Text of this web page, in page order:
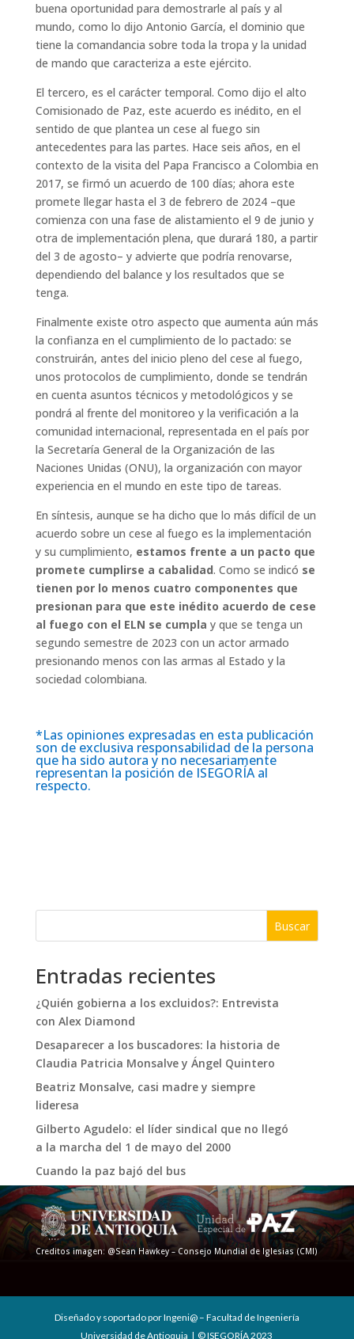
buena oportunidad para demostrarle al país y al
mundo, como lo dijo Antonio García, el dominio que
tiene la comandancia sobre toda la tropa y la unidad
de mando que caracteriza a este ejército.
El tercero, es el carácter temporal. Como dijo el alto
Comisionado de Paz, este acuerdo es inédito, en el
sentido de que plantea un cese al fuego sin
antecedentes para las partes. Hace seis años, en el
contexto de la visita del Papa Francisco a Colombia en
2017, se firmó un acuerdo de 100 días; ahora este
promete llegar hasta el 3 de febrero de 2024 –que
comienza con una fase de alistamiento el 9 de junio y
otra de implementación plena, que durará 180, a partir
del 3 de agosto– y advierte que podría renovarse,
dependiendo del balance y los resultados que se
tenga.
Finalmente existe otro aspecto que aumenta aún más
la confianza en el cumplimiento de lo pactado: se
construirán, antes del inicio pleno del cese al fuego,
unos protocolos de cumplimiento, donde se tendrán
en cuenta asuntos técnicos y metodológicos y se
pondrá al frente del monitoreo y la verificación a la
comunidad internacional, representada en el país por
la Secretaría General de la Organización de las
Naciones Unidas (ONU), la organización con mayor
experiencia en el mundo en este tipo de tareas.
En síntesis, aunque se ha dicho que lo más difícil de un
acuerdo sobre un cese al fuego es la implementación
y su cumplimiento, estamos frente a un pacto que
promete cumplirse a cabalidad. Como se indicó se
tienen por lo menos cuatro componentes que
presionan para que este inédito acuerdo de cese
al fuego con el ELN se cumpla y que se tenga un
segundo semestre de 2023 con un actor armado
presionando menos con las armas al Estado y la
sociedad colombiana.
*Las opiniones expresadas en esta publicación
son de exclusiva responsabilidad de la persona
que ha sido autora y no necesariamente
representan la posición de ISEGORÍA al
respecto.
Buscar
Entradas recientes
¿Quién gobierna a los excluidos?: Entrevista
con Alex Diamond
Desaparecer a los buscadores: la historia de
Claudia Patricia Monsalve y Ángel Quintero
Beatriz Monsalve, casi madre y siempre
lideresa
Gilberto Agudelo: el líder sindical que no llegó
a la marcha del 1 de mayo del 2000
Cuando la paz bajó del bus
Creditos imagen: @Sean Hawkey – Consejo Mundial de Iglesias (CMI)
Diseñado y soportado por Ingeni@ – Facultad de Ingeniería
Universidad de Antioquia | © ISEGORÍA 2023